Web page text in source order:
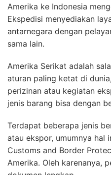
Amerika ke Indonesia
Ekspedisi menyediakan
antarnegara dengan
sama lain.
Amerika Serikat adalah
aturan paling ketat di
perizinan atau kegiatan
jenis barang bisa dengan
Terdapat beberapa jenis
atau ekspor, umumnya hal
Customs and Border
Amerika. Oleh karenanya,